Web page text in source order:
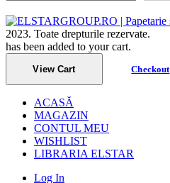
2023. Toate drepturile rezervate.
has been added to your cart.
View Cart Checkout
ACASĂ
MAGAZIN
CONTUL MEU
WISHLIST
LIBRARIA ELSTAR
Log In